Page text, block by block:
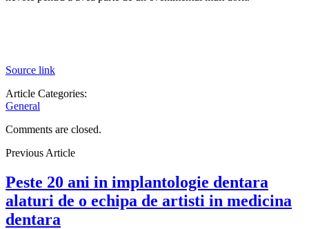
Source link
Article Categories:
General
Comments are closed.
Previous Article
Peste 20 ani in implantologie dentara
alaturi de o echipa de artisti in medicina
dentara